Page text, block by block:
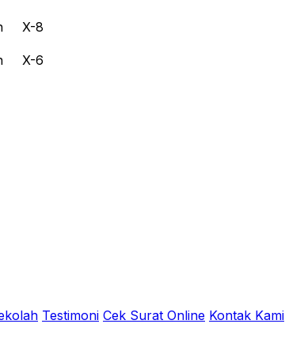
X-8
X-6
Testimoni Cek Surat Online Kontak Kami